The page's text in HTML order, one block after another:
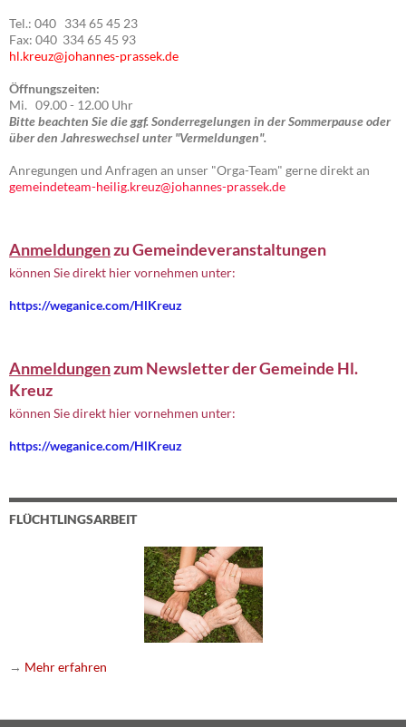
Tel.: 040 334 65 45 23
Fax: 040 334 65 45 93
hl.kreuz@johannes-prassek.de
Öffnungszeiten:
Mi. 09.00 - 12.00 Uhr
Bitte beachten Sie die ggf. Sonderregelungen in der Sommerpause oder
über den Jahreswechsel unter "Vermeldungen".
Anregungen und Anfragen an unser "Orga-Team" gerne direkt an
gemeindeteam-heilig.kreuz@johannes-prassek.de
Anmeldungenzu Gemeindeveranstaltungen
können Sie direkt hier vornehmen unter:
https://weganice.com/HlKreuz
Anmeldungenzum Newsletter der Gemeinde Hl.
Kreuz
können Sie direkt hier vornehmen unter:
https://weganice.com/HlKreuz
FLÜCHTLINGSARBEIT
→ Mehr erfahren